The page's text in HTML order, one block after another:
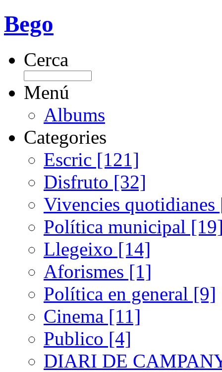
Bego
Cerca
Menú
Albums
Categories
Escric [121]
Disfruto [32]
Vivencies
Política municipal
Llegeixo [14]
Aforismes [1]
Política en general [9]
Cinema [11]
Publico [4]
DIARI DE